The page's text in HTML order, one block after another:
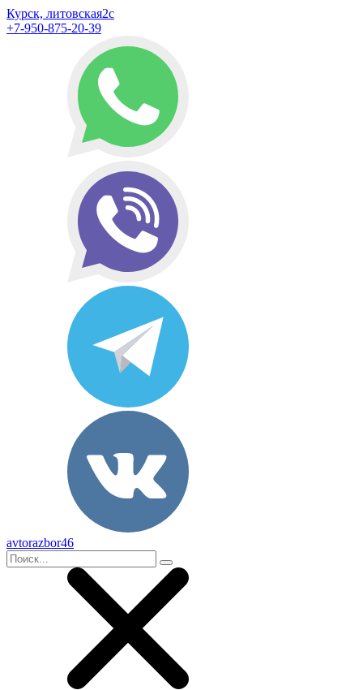
Курск, литовская2с
+7-950-875-20-39
avtorazbor46